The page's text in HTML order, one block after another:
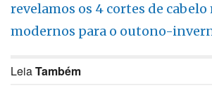
revelamos os 4 cortes de cabelo
modernos para o outono-
LeiaTambém